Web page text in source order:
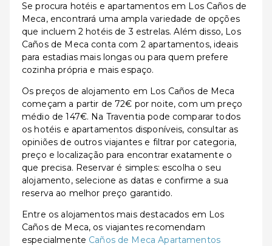
Se procura hotéis e apartamentos em Los Caños de
Meca, encontrará uma ampla variedade de opções
que incluem 2 hotéis de 3 estrelas. Além disso, Los
Caños de Meca conta com 2 apartamentos, ideais
para estadias mais longas ou para quem prefere
cozinha própria e mais espaço.
Os preços de alojamento em Los Caños de Meca
começam a partir de 72€ por noite, com um preço
médio de 147€. Na Traventia pode comparar todos
os hotéis e apartamentos disponíveis, consultar as
opiniões de outros viajantes e filtrar por categoria,
preço e localização para encontrar exatamente o
que precisa. Reservar é simples: escolha o seu
alojamento, selecione as datas e confirme a sua
reserva ao melhor preço garantido.
Entre os alojamentos mais destacados em Los
Caños de Meca, os viajantes recomendam
especialmente Caños de Meca Apartamentos